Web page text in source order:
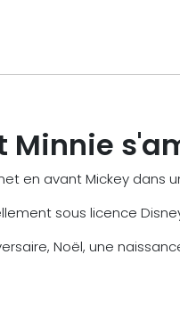
Minnie
en avant Mickey dans
sous licence
Noël, une